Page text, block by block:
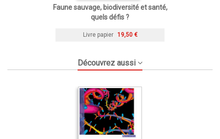
Faune sauvage, biodiversité et santé,
quels défis ?
Livre papier 19,50 €
Découvrez aussi